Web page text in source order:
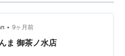
• 9ヶ月前
ま 御茶ノ水店